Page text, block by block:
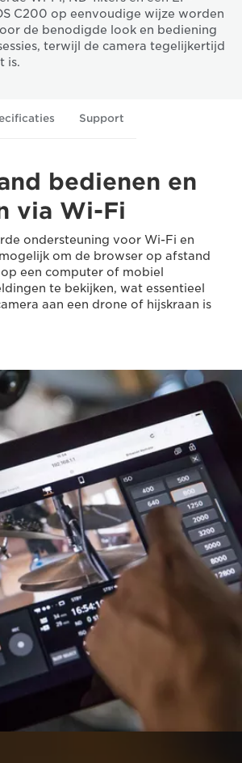
C200 op eenvoudige wijze worden
de benodigde look en bediening
terwijl de camera tegelijkertijd
is.
Support
bedienen en
via Wi-Fi
ondersteuning voor Wi-Fi en
om de browser op afstand
een computer of mobiel
te bekijken, wat essentieel
aan een drone of hijskraan is